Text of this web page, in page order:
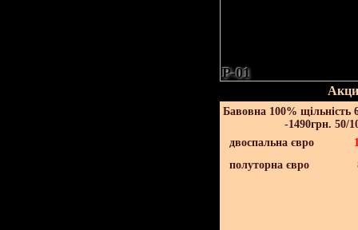
P-01
Бавовна 100% щільність
-1490грн. 50/
двоспальна євро
полуторна євро